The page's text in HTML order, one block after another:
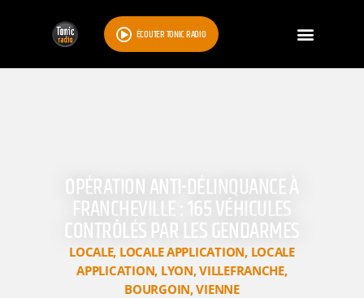
ÉCOUTER TONIC RADIO
OPÉRATION ANTI-DÉLINQUANCE À
FRANCHEVILLE : 165 VÉHICULES
CONTRÔLÉS PAR LES GENDARMES
LOCALE, LOCALE APPLICATION, LOCALE
APPLICATION, LYON,VILLEFRANCHE,
BOURGOIN,VIENNE